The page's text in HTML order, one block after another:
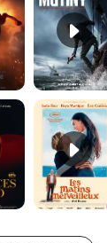
Les Silences de Riyad Bande-annonce VO STFR Les Matins merveilleux Bande-annonce VF